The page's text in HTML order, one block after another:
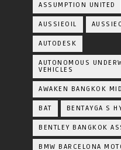
ASSUMPTION UNITED
AUSSIEOIL
AUTODESK
AUTONOMOUS
VEHICLES
AWAKEN BANGKOK
BAT BENTAYGA S
BENTLEY BANGKOK
BMW BARCELONA